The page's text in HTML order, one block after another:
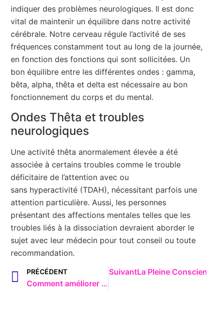
indiquer des problèmes neurologiques. Il est donc
vital de maintenir un équilibre dans notre activité
cérébrale. Notre cerveau régule l’activité de ses
fréquences constamment tout au long de la journée,
en fonction des fonctions qui sont sollicitées. Un
bon équilibre entre les différentes ondes : gamma,
bêta, alpha, thêta et delta est nécessaire au bon
fonctionnement du corps et du mental.
Ondes Thêta et troubles
neurologiques
Une activité thêta anormalement élevée a été
associée à certains troubles comme le trouble
déficitaire de l’attention avec ou
sans hyperactivité (TDAH), nécessitant parfois une
attention particulière. Aussi, les personnes
présentant des affections mentales telles que les
troubles liés à la dissociation devraient aborder le
sujet avec leur médecin pour tout conseil ou toute
recommandation.
PRÉCÉDENT
Comment améliorer ses performances physiques grâce à la Respiration ?
SuivantLa Pleine